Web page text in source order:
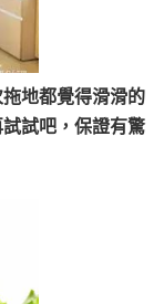
地都覺得滑滑的
試吧，保證有驚